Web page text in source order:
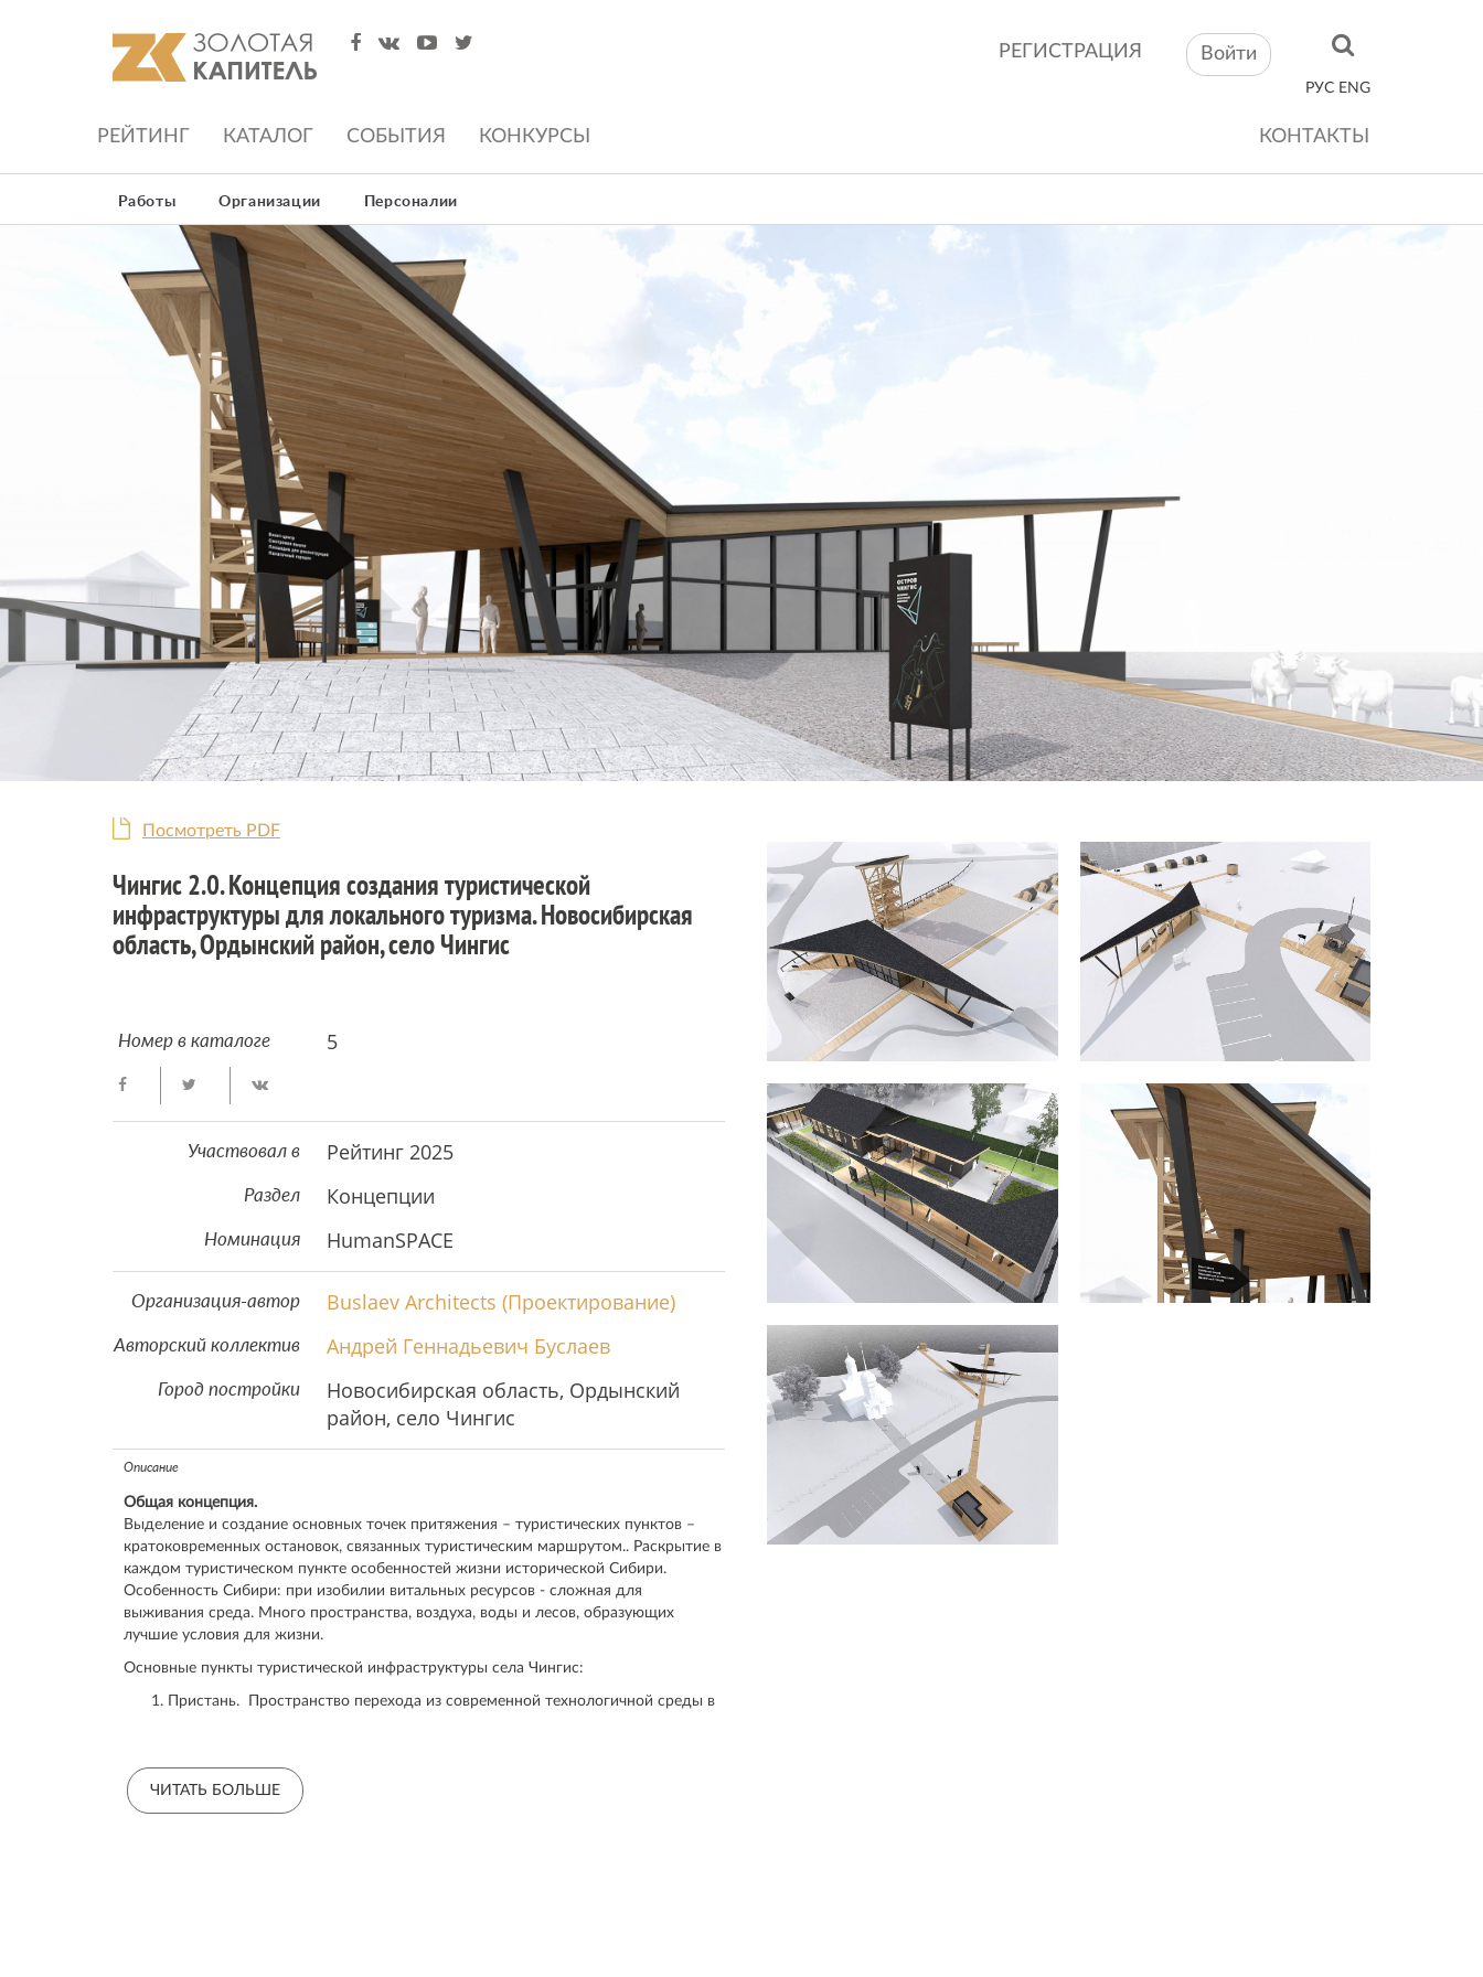
РЕГИСТРАЦИЯ Войти
РУС ENG
РЕЙТИНГ КАТАЛОГ СОБЫТИЯ КОНКУРСЫ КОНТАКТЫ
Работы Организации Персоналии
Посмотреть PDF
Чингис 2.0. Концепция создания туристической
инфраструктуры для локального туризма. Новосибирская
область, Ордынский район, село Чингис
Номер в каталоге 5
Участвовал в Рейтинг 2025
Раздел Концепции
Номинация HumanSPACE
Организация-автор Buslaev Architects (Проектирование)
Авторский коллектив Андрей Геннадьевич Буслаев
Город постройки
Новосибирская область, Ордынский
район, село Чингис
Описание
Общая концепция.
Выделение и создание основных точек притяжения – туристических пунктов –
кратоковременных остановок, связанных туристическим маршрутом.. Раскрытие в
каждом туристическом пункте особенностей жизни исторической Сибири.
Особенность Сибири: при изобилии витальных ресурсов - сложная для
выживания среда. Много пространства, воздуха, воды и лесов, образующих
лучшие условия для жизни.
Основные пункты туристической инфраструктуры села Чингис:
Пристань. Пространство перехода из современной технологичной среды в
Богом
Серебряный Колодец. Зона воды, активная речная жизнь, особое значение
потока.
ЧИТАТЬ БОЛЬШЕ